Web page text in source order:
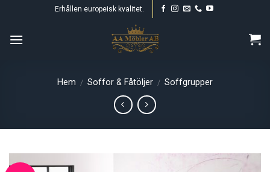
content
Erhållen europeisk kvalitet.
Hem / Soffor & Fåtöljer / Soffgrupper